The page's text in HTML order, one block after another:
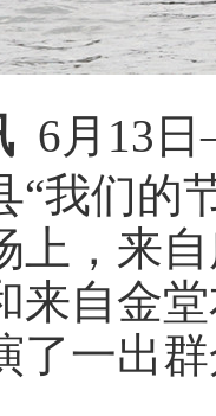
6月13
“我们的
上，来
来自金
了一出